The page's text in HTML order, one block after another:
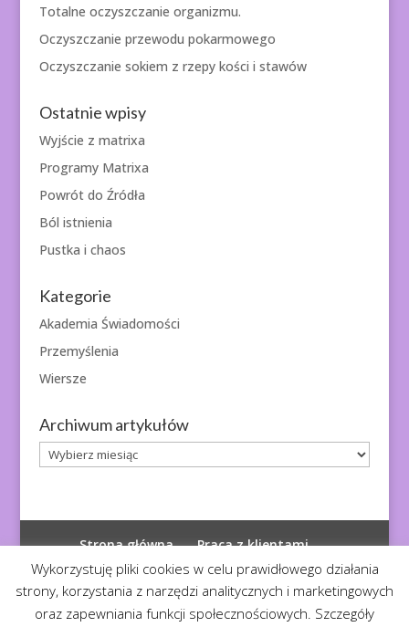
Totalne oczyszczanie organizmu.
Oczyszczanie przewodu pokarmowego
Oczyszczanie sokiem z rzepy kości i stawów
Ostatnie wpisy
Wyjście z matrixa
Programy Matrixa
Powrót do Źródła
Ból istnienia
Pustka i chaos
Kategorie
Akademia Świadomości
Przemyślenia
Wiersze
Archiwum artykułów
Archiwum
artykułów
Strona główna
Praca z klientami
Polityka prywatności
Wykorzystuję pliki cookies w celu prawidłowego działania
strony, korzystania z narzędzi analitycznych i marketingowych
oraz zapewniania funkcji społecznościowych. Szczegóły